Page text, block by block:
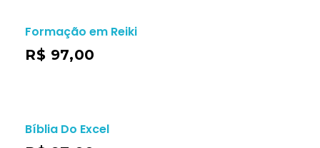
Formação em Reiki
R$ 97,00
Bíblia Do Excel